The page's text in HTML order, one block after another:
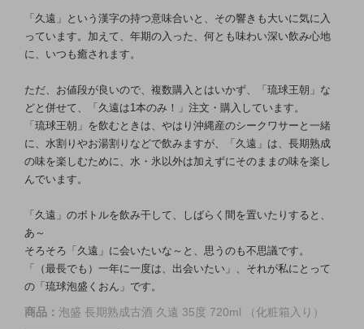
「久遠」という漢字の持つ意味合いと、その響きも大いに気に入
っています。加えて、年期の入った、何とも味わい深い飲み心地
に、いつも癒されます。
ただ、お値段が良いので、複数購入とはいかず、「琉球王朝」な
どと併せて、「久遠は1本のみ！」注文・購入しています。
「琉球王朝」を飲むときは、やはり沖縄産のシークワサーと一緒
に、水割りやお湯割りなどで飲みますが、「久遠」は、長期熟成
の味を楽しむために、水・氷以外は加えずにそのままの味を楽し
んでいます。
「久遠」のボトルを飲み干して、しばらく間を置いたりすると、
あ～
そろそろ「久遠」に会いたいな～と、思うのも不思議です。
「（最長でも）一年に一度は、出会いたい」、それが私にとって
の「琉球泡盛くおん」です。
商品： 泡盛 長期熟成古酒 久遠 35度 720ml （化粧箱入り）